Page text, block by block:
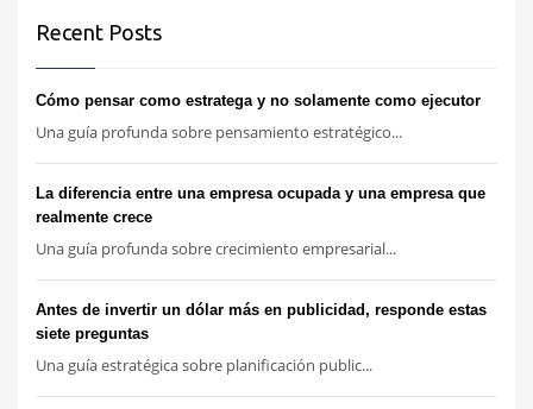
Recent Posts
Cómo pensar como estratega y no solamente como ejecutor
Una guía profunda sobre pensamiento estratégico...
La diferencia entre una empresa ocupada y una empresa que
realmente crece
Una guía profunda sobre crecimiento empresarial...
Antes de invertir un dólar más en publicidad, responde estas
siete preguntas
Una guía estratégica sobre planificación public...